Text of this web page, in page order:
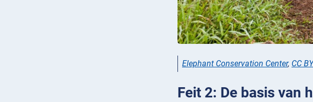
Elephant Conservation Center, CC
Feit 2: De basis van